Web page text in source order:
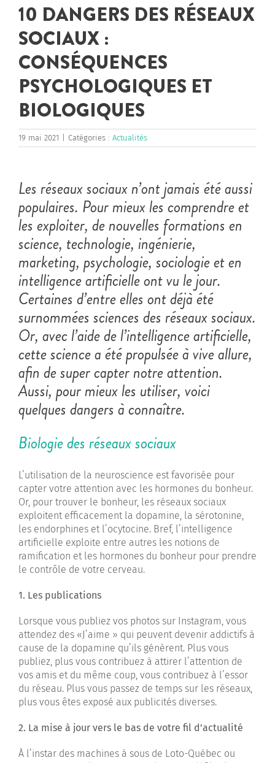
10 DANGERS DES RÉSEAUX
SOCIAUX :
CONSÉQUENCES
PSYCHOLOGIQUES ET
BIOLOGIQUES
19 mai 2021 Catégories : Actualités
Les réseaux sociaux n’ont jamais été aussi
populaires. Pour mieux les comprendre et
les exploiter, de nouvelles formations en
science, technologie, ingénierie,
marketing, psychologie, sociologie et en
intelligence artificielle ont vu le jour.
Certaines d’entre elles ont déjà été
surnommées sciences des réseaux sociaux.
Or, avec l’aide de l’intelligence artificielle,
cette science a été propulsée à vive allure,
afin de super capter notre attention.
Aussi, pour mieux les utiliser, voici
quelques dangers à connaître.
Biologie des réseaux sociaux
L’utilisation de la neuroscience est favorisée pour
capter votre attention avec les hormones du bonheur.
Or, pour trouver le bonheur, les réseaux sociaux
exploitent efficacement la dopamine, la sérotonine,
les endorphines et l’ocytocine. Bref, l’intelligence
artificielle exploite entre autres les notions de
ramification et les hormones du bonheur pour prendre
le contrôle de votre cerveau.
1. Les publications
Lorsque vous publiez vos photos sur Instagram, vous
attendez des «J’aime » qui peuvent devenir addictifs à
cause de la dopamine qu’ils génèrent. Plus vous
publiez, plus vous contribuez à attirer l’attention de
vos amis et du même coup, vous contribuez à l’essor
du réseau. Plus vous passez de temps sur les réseaux,
plus vous êtes exposé aux publicités diverses.
2. La mise à jour vers le bas de votre fil d’actualité
À l’instar des machines à sous de Loto-Québec ou